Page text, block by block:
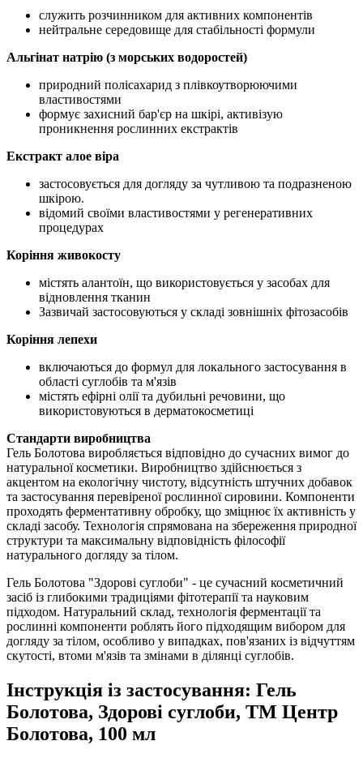
служить розчинником для активних компонентів
нейтральне середовище для стабільності формули
Альгінат натрію (з морських водоростей)
природний полісахарид з плівкоутворюючими
властивостями
формує захисний бар'єр на шкірі, активізую
проникнення рослинних екстрактів
Екстракт алое віра
застосовується для догляду за чутливою та подразненою
шкірою.
відомий своїми властивостями у регенеративних
процедурах
Коріння живокосту
містять алантоїн, що використовується у засобах для
відновлення тканин
Зазвичай застосовуються у складі зовнішніх фітозасобів
Коріння лепехи
включаються до формул для локального застосування в
області суглобів та м'язів
містять ефірні олії та дубильні речовини, що
використовуються в дерматокосметиці
Стандарти виробництва
Гель Болотова виробляється відповідно до сучасних вимог до
натуральної косметики. Виробництво здійснюється з
акцентом на екологічну чистоту, відсутність штучних добавок
та застосування перевіреної рослинної сировини. Компоненти
проходять ферментативну обробку, що зміцнює їх активність у
складі засобу. Технологія спрямована на збереження природної
структури та максимальну відповідність філософії
натурального догляду за тілом.
Гель Болотова "Здорові суглоби" - це сучасний косметичний
засіб із глибокими традиціями фітотерапії та науковим
підходом. Натуральний склад, технологія ферментації та
рослинні компоненти роблять його підходящим вибором для
догляду за тілом, особливо у випадках, пов'язаних із відчуттям
скутості, втоми м'язів та змінами в ділянці суглобів.
Інструкція із застосування: Гель
Болотова, Здорові суглоби, ТМ Центр
Болотова, 100 мл